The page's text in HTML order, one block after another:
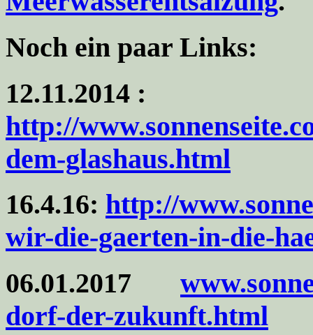
Noch ein paar Links:
12.11.2014 :
http://
dem-glashaus.html
16.4.16: http://
wir-die-gaerten-in-die-
06.01.2017
dorf-der-zukunft.html